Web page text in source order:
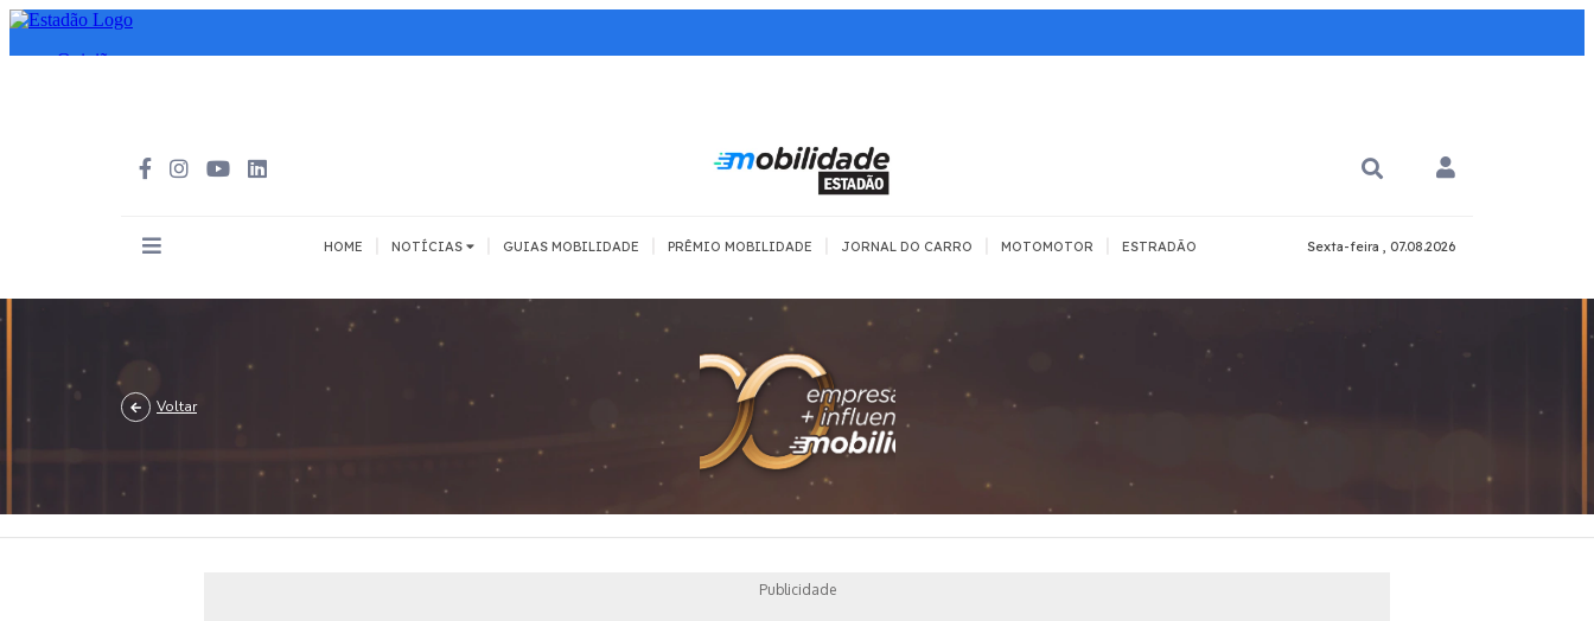
HOME NOTÍCIAS
MEIOS DE TRANSPORTE
Carro
MOBILIDADE COM
Todos
Trânsito
Urbana
MOBILIDADE PARA QUÊ?
Dia a dia
Se divertir
Todos
GUIAS MOBILIDADE PRÊMIO MOBILIDADE JORNAL DO CARRO MOTOMOTOR ESTRADÃO Sexta-feira , 07.08.2026
Voltar
Publicidade